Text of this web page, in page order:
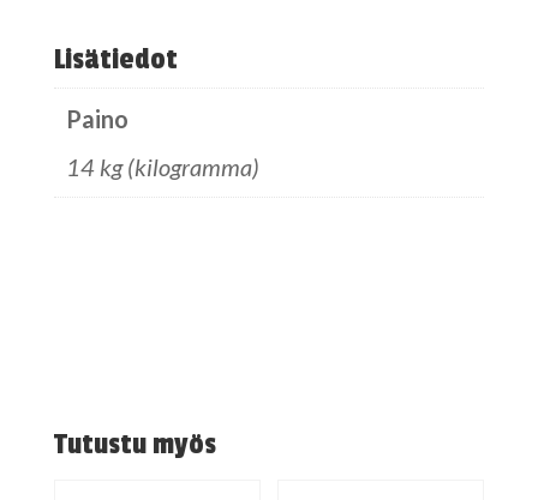
Lisätiedot
Paino
14 kg (kilogramma)
Tutustu myös